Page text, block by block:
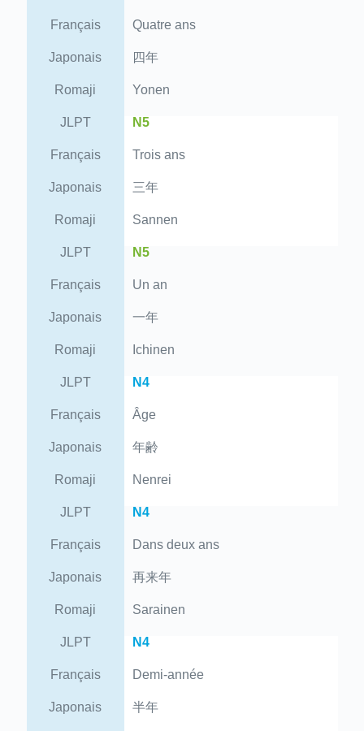
Français Quatre ans
Japonais 四年
Romaji Yonen
JLPT N5
Français Trois ans
Japonais 三年
Romaji Sannen
JLPT N5
Français Un an
Japonais 一年
Romaji Ichinen
JLPT N4
Français Âge
Japonais 年齢
Romaji Nenrei
JLPT N4
Français Dans deux ans
Japonais 再来年
Romaji Sarainen
JLPT N4
Français Demi-année
Japonais 半年